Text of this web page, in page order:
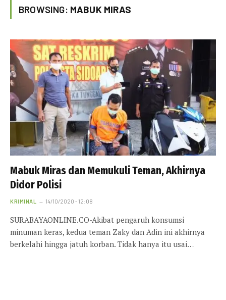
BROWSING: MABUK MIRAS
Mabuk Miras dan Memukuli Teman, Akhirnya
Didor Polisi
KRIMINAL 14/10/2020 - 12:08
SURABAYAONLINE.CO-Akibat pengaruh konsumsi
minuman keras, kedua teman Zaky dan Adin ini akhirnya
berkelahi hingga jatuh korban. Tidak hanya itu usai…